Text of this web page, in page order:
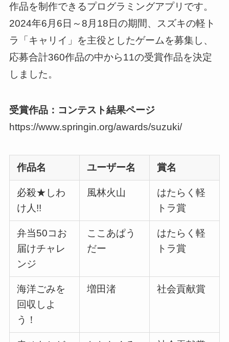
作品を制作できるプログラミングアプリです。
2024年6月6日～8月18日の期間、スズキの軽ト
ラ「キャリイ」を主役としたゲームを募集し、
応募合計360作品の中から11の受賞作品を決定
しました。
受賞作品：コンテスト結果ページ
https://www.springin.org/awards/suzuki/
作品名 ユーザー名 賞名
必殺★しわ
け人!!
風林火山
はたらく軽
トラ賞
弁当50コお
届けチャレ
ンジ
ここあぱう
だー
はたらく軽
トラ賞
海洋ごみを
回収しよ
う！
増田渚 社会貢献賞